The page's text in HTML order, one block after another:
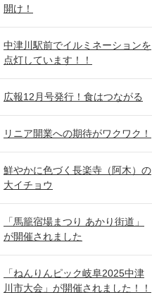
開け！
中津川駅前でイルミネーションを
点灯しています！！
広報12月号発行！食はつながる
リニア開業への期待がワクワク！
鮮やかに色づく長楽寺（阿木）の
大イチョウ
「馬籠宿場まつり あかり街道」
が開催されました
「ねんりんピック岐阜2025中津
川市大会」が開催されました！！